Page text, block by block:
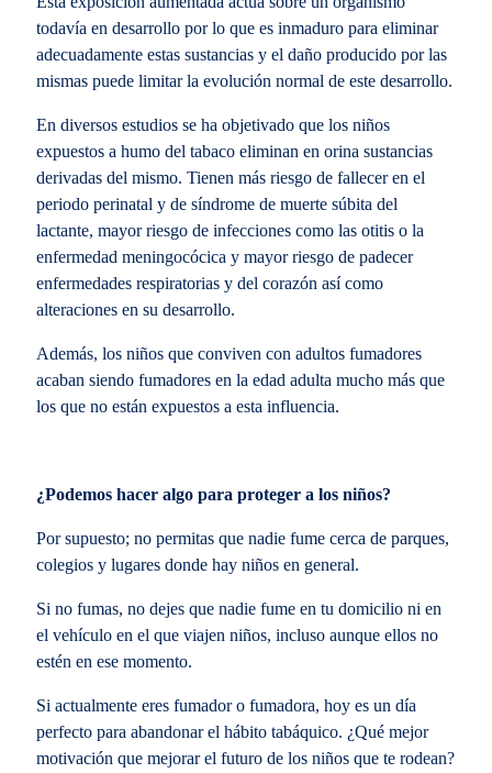
todavía en desarrollo por lo que es inmaduro para eliminar
adecuadamente estas sustancias y el daño producido por las
mismas puede limitar la evolución normal de este desarrollo.
En diversos estudios se ha objetivado que los niños
expuestos a humo del tabaco eliminan en orina sustancias
derivadas del mismo. Tienen más riesgo de fallecer en el
periodo perinatal y de síndrome de muerte súbita del
lactante, mayor riesgo de infecciones como las otitis o la
enfermedad meningocócica y mayor riesgo de padecer
enfermedades respiratorias y del corazón así como
alteraciones en su desarrollo.
Además, los niños que conviven con adultos fumadores
acaban siendo fumadores en la edad adulta mucho más que
los que no están expuestos a esta influencia.
¿Podemos hacer algo para proteger a los niños?
Por supuesto; no permitas que nadie fume cerca de parques,
colegios y lugares donde hay niños en general.
Si no fumas, no dejes que nadie fume en tu domicilio ni en
el vehículo en el que viajen niños, incluso aunque ellos no
estén en ese momento.
Si actualmente eres fumador o fumadora, hoy es un día
perfecto para abandonar el hábito tabáquico. ¿Qué mejor
motivación que mejorar el futuro de los niños que te rodean?